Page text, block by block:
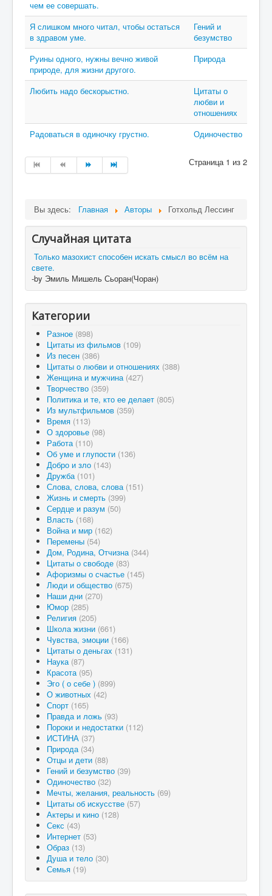
чем ее совершать.
Я слишком много читал, чтобы остаться
в здравом уме.
Гений и
безумство
Руины одного, нужны вечно живой
природе, для жизни другого.
Природа
Любить надо бескорыстно.
Цитаты о
любви и
отношениях
Радоваться в одиночку грустно.
Одиночество
Страница 1 из 2
Вы здесь: Главная Авторы Готхольд Лессинг
Случайная цитата
Только мазохист способен искать смысл во всём на
свете.
-by Эмиль Мишель Сьоран(Чоран)
Категории
Разное (898)
Цитаты из фильмов (109)
Из песен (386)
Цитаты о любви и отношениях (388)
Женщина и мужчина (427)
Творчество (359)
Политика и те, кто ее делает (805)
Из мультфильмов (359)
Время (113)
О здоровье (98)
Работа (110)
Об уме и глупости (136)
Добро и зло (143)
Дружба (101)
Слова, слова, слова (151)
Жизнь и смерть (399)
Сердце и разум (50)
Власть (168)
Война и мир (162)
Перемены (54)
Дом, Родина, Отчизна (344)
Цитаты о свободе (83)
Афоризмы о счастье (145)
Люди и общество (675)
Наши дни (270)
Юмор (285)
Религия (205)
Школа жизни (661)
Чувства, эмоции (166)
Цитаты о деньгах (131)
Наука (87)
Красота (95)
Эго ( о себе ) (899)
О животных (42)
Спорт (165)
Правда и ложь (93)
Пороки и недостатки (112)
ИСТИНА (37)
Природа (34)
Отцы и дети (88)
Гений и безумство (39)
Одиночество (32)
Мечты, желания, реальность (69)
Цитаты об искусстве (57)
Актеры и кино (128)
Секс (43)
Интернет (53)
Образ (13)
Душа и тело (30)
Семья (19)